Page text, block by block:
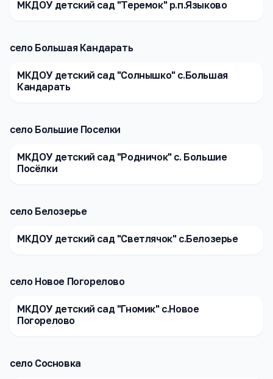
МКДОУ детский сад "Теремок" р.п.Языково
село Большая Кандарать
МКДОУ детский сад "Солнышко" с.Большая
Кандарать
село Большие Поселки
МКДОУ детский сад "Родничок" с. Большие
Посёлки
село Белозерье
МКДОУ детский сад "Светлячок" с.Белозерье
село Новое Погорелово
МКДОУ детский сад "Гномик" с.Новое
Погорелово
село Сосновка